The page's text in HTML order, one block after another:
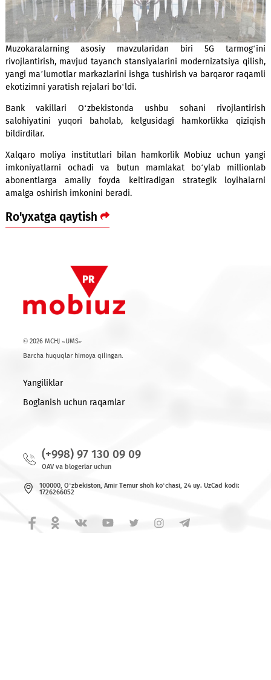
Muzokaralarning asosiy mavzularidan biri 5G
rivojlantirish, mavjud tayanch stansiyalarini modernizatsiya
yangi ma’lumotlar markazlarini ishga tushirish va barqaror
Bank vakillari O‘zbekistonda ushbu sohani
Xalqaro moliya institutlari bilan hamkorlik Mobiuz uchun
imkoniyatlarni ochadi va butun mamlakat bo‘ylab
abonentlarga amaliy foyda keltiradigan strategik
Ro'yxatga qaytish
© 2026 MCHJ «UMS»
Yangiliklar